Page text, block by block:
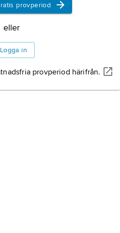
artikeln
provperiod
eller
Logga in
provperiod härifrån.